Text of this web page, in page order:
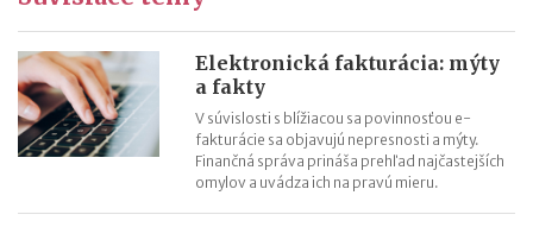
Založenie a vznik s.r.o. v roku 2026
Založenie živnosti v roku 2026
Prekážky v práci pri sprevádzaní rodinného príslušníka od
1.1.2026
Elektronická fakturácia: mýty
a fakty
V súvislosti s blížiacou sa povinnosťou e-
fakturácie sa objavujú nepresnosti a mýty.
Finančná správa prináša prehľad najčastejších
omylov a uvádza ich na pravú mieru.